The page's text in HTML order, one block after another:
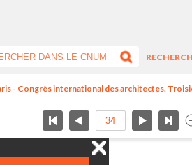
- Congrès international des architectes.